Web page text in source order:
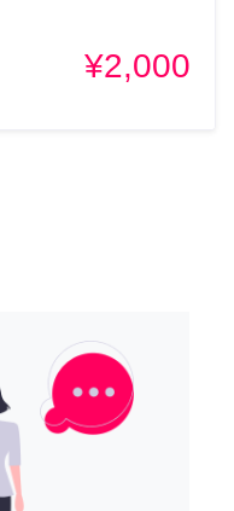
¥2,000